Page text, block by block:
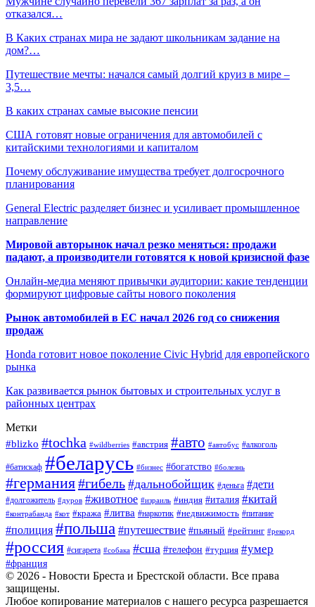
отказался…
В Каких странах мира не задают школьникам задание на
дом?…
Путешествие мечты: начался самый долгий круиз в мире –
3,5…
В каких странах самые высокие пенсии
США готовят новые ограничения для автомобилей с
китайскими технологиями и капиталом
Почему обслуживание имущества требует долгосрочного
планирования
General Electric разделяет бизнес и усиливает промышленное
направление
Мировой авторынок начал резко меняться: продажи
падают, а производители готовятся к новой кризисной фазе
Онлайн-медиа меняют привычки аудитории: какие тенденции
формируют цифровые сайты нового поколения
Рынок автомобилей в ЕС начал 2026 год со снижения
продаж
Honda готовит новое поколение Civic Hybrid для европейского
рынка
Как развивается рынок бытовых и строительных услуг в
районных центрах
Метки
#blizko #tochka #wildberries #австрия #авто #автобус #алкоголь
#батискаф #беларусь #бизнес #богатство #болезнь
#германия#гибель #дальнобойщик #деньга #дети
#долгожитель #дуров #животное #израиль #индия #италия #китай
#контрабанда #кот #кража #литва #наркотик #недвижимость #питание
#полиция #польша #путешествие #пьяный #рейтинг #рекорд
#россия #сигарета #собака #сша #телефон #турция #умер
#франция
© 2026 - Новости Бреста и Брестской области. Все права
защищены.
Любое копирование материалов с нашего ресурса разрешается